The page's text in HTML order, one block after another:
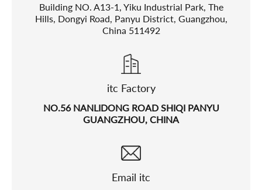
Building NO. A13-1, Yiku Industrial Park, The
Hills, Dongyi Road, Panyu District, Guangzhou,
China 511492
itc Factory
NO.56 NANLIDONG ROAD SHIQI PANYU
GUANGZHOU, CHINA
Email itc